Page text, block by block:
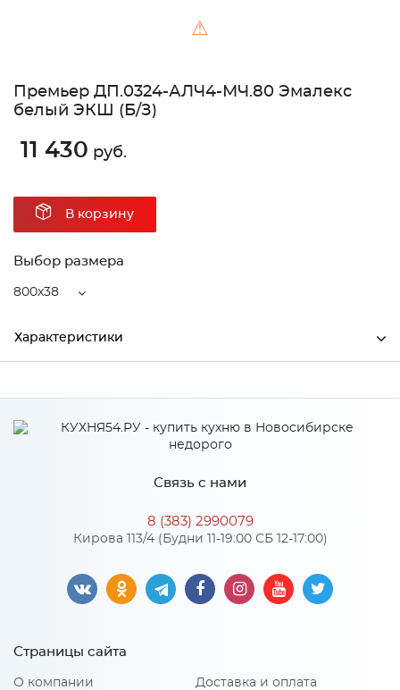
⚠
Премьер ДП.0324-АЛЧ4-МЧ.80 Эмалекс
белый ЭКШ (Б/З)
11 430 руб.
В корзину
Выбор размера
800x38
Характеристики
Высота 2000
Белый
Связь с нами
8 (383) 2990079
Кирова 113/4 (Будни 11-19:00 СБ 12-17:00)
Страницы сайта
О компании Доставка и оплата